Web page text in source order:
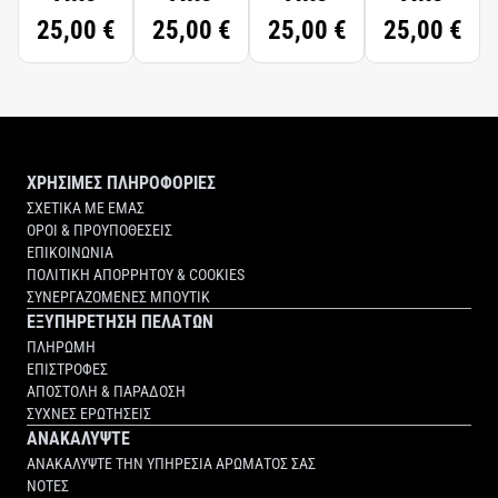
25,00 €
25,00 €
25,00 €
25,00 €
ΧΡΗΣΙΜΕΣ ΠΛΗΡΟΦΟΡΙΕΣ
ΣΧΕΤΙΚΑ ΜΕ ΕΜΑΣ
ΟΡΟΙ & ΠΡΟΥΠΟΘΕΣΕΙΣ
ΕΠΙΚΟΙΝΩΝΙΑ
ΠΟΛΙΤΙΚΗ ΑΠΟΡΡΗΤΟΥ & COOKIES
ΣΥΝΕΡΓΑΖΟΜΕΝΕΣ ΜΠΟΥΤΙΚ
ΕΞΥΠΗΡΕΤΗΣΗ ΠΕΛΑΤΩΝ
ΠΛΗΡΩΜΗ
ΕΠΙΣΤΡΟΦΕΣ
ΑΠΟΣΤΟΛΗ & ΠΑΡΑΔΟΣΗ
ΣΥΧΝΕΣ ΕΡΩΤΗΣΕΙΣ
ΑΝΑΚΑΛΥΨΤΕ
ΑΝΑΚΑΛΥΨΤΕ ΤΗΝ ΥΠΗΡΕΣΙΑ ΑΡΩΜΑΤΟΣ ΣΑΣ
ΝΟΤΕΣ